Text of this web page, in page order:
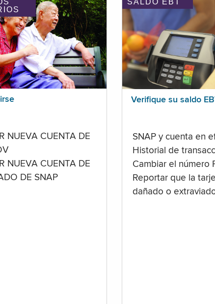
NUEVA CUENTA DE
NUEVA CUENTA DE
DE SNAP
SALDO EBT
Verifique su saldo
SNAP y cuenta en
Historial de
Cambiar el número
Reportar que la
dañado o